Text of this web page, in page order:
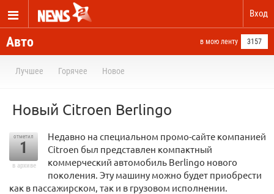
Вход
Авто в мою ленту 3157
Лучшее Горячее Новое
Новый Citroen Berlingo
отметил
1
в архиве
Недавно на специальном промо-сайте компанией
Citroen был представлен компактный
коммерческий автомобиль Berlingo нового
поколения. Эту машину можно будет приобрести
как в пассажирском, так и в грузовом исполнении.